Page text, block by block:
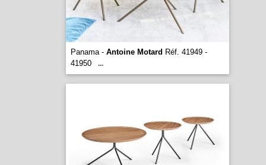
Panama - Antoine Motard Réf. 41949 -
41950
...